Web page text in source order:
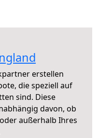
erstellen
die speziell auf
sind. Diese
davon, ob
außerhalb Ihres